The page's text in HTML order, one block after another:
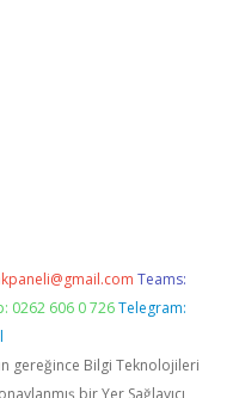
Teams:
0262 606 0 726 Telegram:
gereğince Bilgi Teknolojileri
bir Yer Sağlayıcı